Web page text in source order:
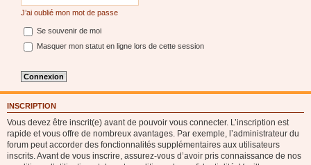
J’ai oublié mon mot de passe
Se souvenir de moi
Masquer mon statut en ligne lors de cette session
INSCRIPTION
Vous devez être inscrit(e) avant de pouvoir vous connecter. L’inscription est
rapide et vous offre de nombreux avantages. Par exemple, l’administrateur du
forum peut accorder des fonctionnalités supplémentaires aux utilisateurs
inscrits. Avant de vous inscrire, assurez-vous d’avoir pris connaissance de nos